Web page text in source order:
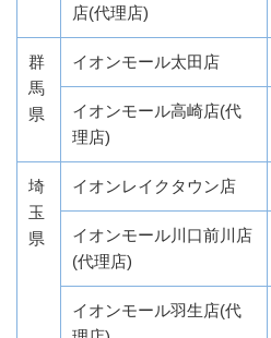
店(代理店)
群
馬
県
イオンモール太田店
イオンモール高崎店(代
理店)
埼
玉
県
イオンレイクタウン店
イオンモール川口前川店
(代理店)
イオンモール羽生店(代